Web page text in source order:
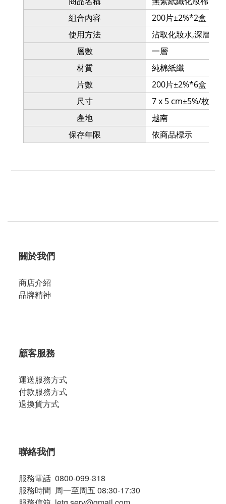
組合內容
200片±2%*2盒
使用方法
沾取化妝水,深層卸
層數
一層
材質
純棉紙纖
片數
200片±2%*6盒
尺寸
7 x 5 cm±5%/枚
產地
越南
保存年限
依商品標示
關於我們
商店介紹
品牌精神
顧客服務
運送服務方式
付款服務方式
退換貨方式
聯絡我們
服務電話 0800-099-318
服務時間 周一至周五 08:30-17:30